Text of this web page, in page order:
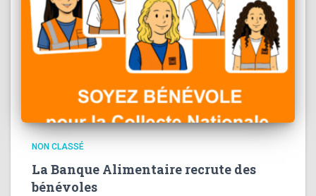
NON CLASSÉ
La Banque Alimentaire recrute des
bénévoles